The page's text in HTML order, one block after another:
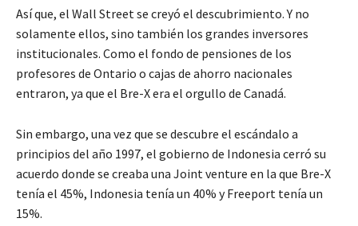
Así que, el Wall Street se creyó el descubrimiento. Y no
solamente ellos, sino también los grandes inversores
institucionales. Como el fondo de pensiones de los
profesores de Ontario o cajas de ahorro nacionales
entraron, ya que el Bre-X era el orgullo de Canadá.
Sin embargo, una vez que se descubre el escándalo a
principios del año 1997, el gobierno de Indonesia cerró su
acuerdo donde se creaba una Joint venture en la que Bre-X
tenía el 45%, Indonesia tenía un 40% y Freeport tenía un
15%.